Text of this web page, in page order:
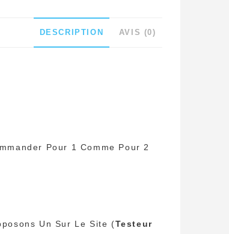
DESCRIPTION AVIS (0)
Pour 1 Comme Pour 2
Un Sur Le Site (Testeur